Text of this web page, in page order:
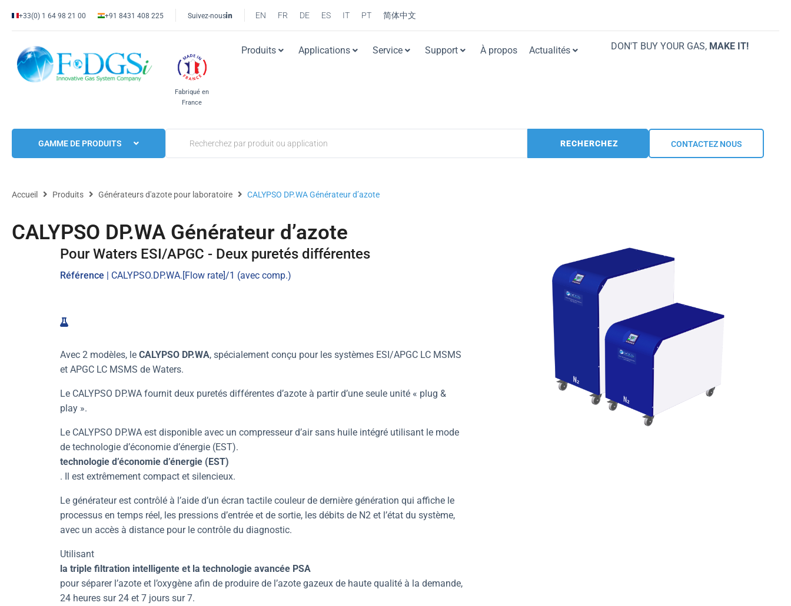
+33(0) 1 64 98 21 00 +91 8431 408 225 Suivez-nous EN FR DE ES IT PT 简体中文
Fabriqué en
France
Produits Applications Service Support À propos Actualités DON'T BUY YOUR GAS, MAKE IT!
GAMME DE PRODUITS RECHERCHEZ CONTACTEZ NOUS
Accueil Produits Générateurs d'azote pour laboratoire CALYPSO DP.WA Générateur d’azote
CALYPSO DP.WA Générateur d’azote
Pour Waters ESI/APGC - Deux puretés différentes
Référence | CALYPSO.DP.WA.[Flow rate]/1 (avec comp.)
Avec 2 modèles, le CALYPSO DP.WA, spécialement conçu pour les systèmes ESI/APGC LC MSMS
et APGC LC MSMS de Waters.
Le CALYPSO DP.WA fournit deux puretés différentes d’azote à partir d’une seule unité « plug &
play ».
Le CALYPSO DP.WA est disponible avec un compresseur d’air sans huile intégré utilisant le mode
de technologie d’économie d’énergie (EST).
technologie d’économie d’énergie (EST)
. Il est extrêmement compact et silencieux.
Le générateur est contrôlé à l’aide d’un écran tactile couleur de dernière génération qui affiche le
processus en temps réel, les pressions d’entrée et de sortie, les débits de N2 et l’état du système,
avec un accès à distance pour le contrôle du diagnostic.
Utilisant
la triple filtration intelligente et la technologie avancée PSA
pour séparer l’azote et l’oxygène afin de produire de l’azote gazeux de haute qualité à la demande,
24 heures sur 24 et 7 jours sur 7.